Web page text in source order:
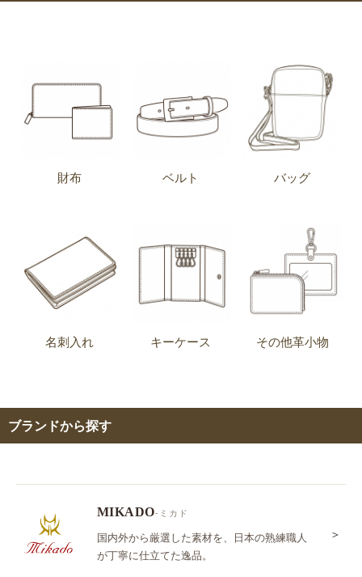
財布 ベルト バッグ
名刺入れ キーケース その他革小物
ブランドから探す
MIKADO-ミカド
国内外から厳選した素材を、日本の熟練職人
が丁寧に仕立てた逸品。
＞